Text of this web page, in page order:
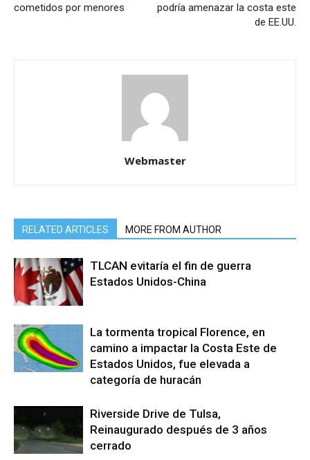
cometidos por menores
podría amenazar la costa este
de EE.UU.
Webmaster
RELATED ARTICLES MORE FROM AUTHOR
TLCAN evitaría el fin de guerra
Estados Unidos-China
La tormenta tropical Florence, en
camino a impactar la Costa Este de
Estados Unidos, fue elevada a
categoría de huracán
Riverside Drive de Tulsa,
Reinaugurado después de 3 años
cerrado